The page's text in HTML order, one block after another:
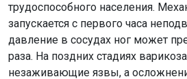
трудоспособного населения.
запускается с первого часа
давление в сосудах ног может
раза. На поздних стадиях
незаживающие язвы, а